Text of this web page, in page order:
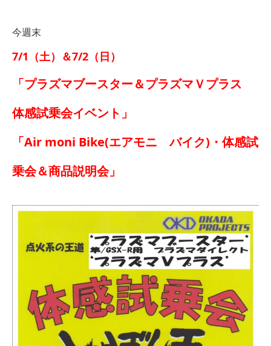
今週末
7/1（土）＆7/2（日）
「プラズマブースター＆プラズマＶプラス
体感試乗会イベント」
「Air moni Bike(エアモニ バイク)・体感試
乗会＆商品説明会」